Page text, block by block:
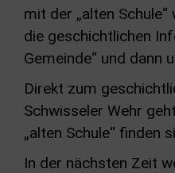
mit der „alten
die geschichtlichen
Gemeinde“ und dann
Direkt zum
Schwisseler Wehr
„alten Schule“ finden
In der nächsten Zeit